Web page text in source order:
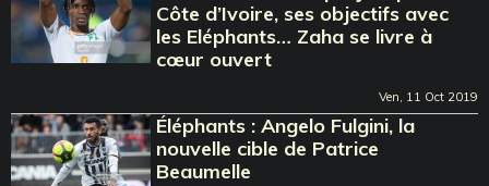
Côte d’Ivoire, ses objectifs avec
les Eléphants… Zaha se livre à
cœur ouvert
Ven, 11 Oct 2019
Éléphants : Angelo Fulgini, la
nouvelle cible de Patrice
Beaumelle